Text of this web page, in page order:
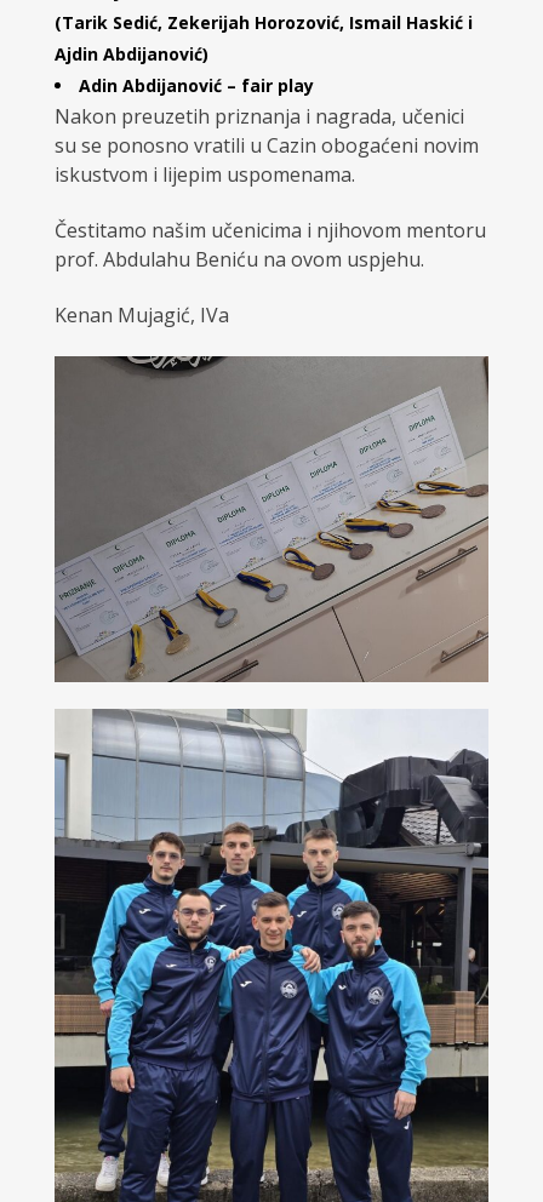
(Tarik Sedić, Zekerijah Horozović, Ismail Haskić i
Ajdin Abdijanović)
Adin Abdijanović – fair play
Nakon preuzetih priznanja i nagrada, učenici
su se ponosno vratili u Cazin obogaćeni novim
iskustvom i lijepim uspomenama.
Čestitamo našim učenicima i njihovom mentoru
prof. Abdulahu Beniću na ovom uspjehu.
Kenan Mujagić, IVa